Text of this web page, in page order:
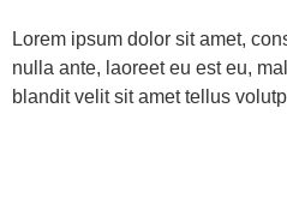
Lorem ipsum dolor sit amet,
nulla ante, laoreet eu est eu,
blandit velit sit amet tellus